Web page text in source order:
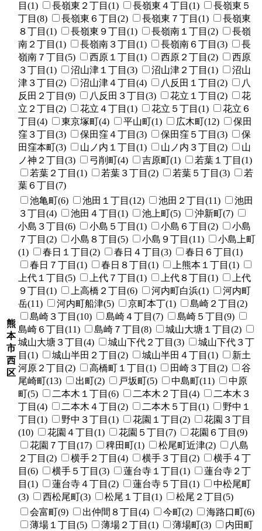
目(1)
長嶺東２丁目(1) 長嶺東４丁目(1)
長嶺東５
丁目(8)
長嶺東６丁目(2) 長嶺東７丁目(1)
長嶺東
８丁目(1)
長嶺東９丁目(1) 長嶺南１丁目(2)
長嶺
南２丁目(1)
長嶺南３丁目(1) 長嶺南６丁目(3)
長
嶺南７丁目(5)
西原１丁目(1) 西原２丁目(2)
西原
３丁目(1)
沼山津１丁目(3) 沼山津２丁目(1)
沼山
津３丁目(2)
沼山津４丁目(4) 八反田１丁目(2)
八
反田２丁目(9)
八反田３丁目(3) 花立１丁目(2)
花
立２丁目(2)
花立４丁目(1) 花立５丁目(1)
花立６
丁目(4)
東京塚町(4) 平山町(1) 広木町(12)
保田
窪３丁目(3)
保田窪４丁目(3) 保田窪５丁目(3)
保
田窪本町(3)
山ノ内１丁目(1) 山ノ内３丁目(2)
山
ノ神２丁目(3)
弓削町(4) 吉原町(1)
若葉１丁目(1)
若葉２丁目(1)
若葉３丁目(2) 若葉５丁目(3)
若
葉６丁目(7)
熊
本
市
西
区
池亀町(6) 池田１丁目(12) 池田２丁目(11)
池田
３丁目(4)
池田４丁目(1) 池上町(5)
沖新町(7)
小島３丁目(6)
小島５丁目(1) 小島６丁目(2)
小島
７丁目(2)
小島８丁目(5) 小島９丁目(11)
小島上町
(1)
春日１丁目(2) 春日４丁目(3)
春日６丁目(1)
春日７丁目(1)
春日８丁目(1)
上熊本１丁目(1)
上代１丁目(5)
上代７丁目(1) 上代８丁目(1)
上代
９丁目(1)
上高橋２丁目(6) 河内町白浜(1)
河内町
岳(11)
河内町船津(5) 京町本丁(1)
島崎２丁目(2)
島崎３丁目(10)
島崎４丁目(7)
島崎５丁目(9)
島崎６丁目(11)
島崎７丁目(8)
城山大塘１丁目(2)
城山大塘３丁目(4)
城山下代２丁目(3)
城山下代３丁
目(1)
城山半田２丁目(2) 城山半田４丁目(1)
新土
河原２丁目(2)
高橋町１丁目(1) 田崎３丁目(2)
谷
尾崎町(13)
出町(2) 戸坂町(5) 中島町(11)
中原
町(5)
二本木１丁目(6) 二本木２丁目(4)
二本木３
丁目(4)
二本木４丁目(2) 二本木５丁目(1)
野中１
丁目(1)
野中３丁目(1) 花園１丁目(2)
花園３丁目
(10)
花園４丁目(1) 花園５丁目(7)
花園６丁目(9)
花園７丁目(17)
稗田町(1) 松尾町近津(2)
八島
２丁目(2)
横手２丁目(4) 横手３丁目(2)
横手４丁
目(6)
横手５丁目(3) 蓮台寺１丁目(1)
蓮台寺２丁
目(1)
蓮台寺４丁目(2) 蓮台寺５丁目(1)
中松尾町
(3)
西松尾町(3) 松尾１丁目(1) 松尾２丁目(5)
会富町(9) 出仲間８丁目(4) 今町(2)
海路口町(6)
薄場１丁目(5)
薄場２丁目(1) 薄場町(3)
内田町